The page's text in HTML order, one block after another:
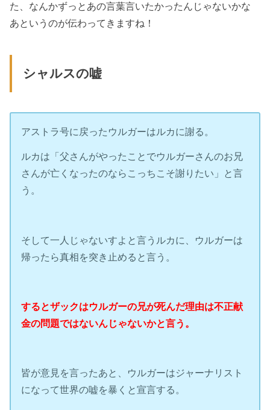
た、なんかずっとあの言葉言いたかったんじゃないかな
あというのが伝わってきますね！
シャルスの嘘
アストラ号に戻ったウルガーはルカに謝る。
ルカは「父さんがやったことでウルガーさんのお兄
さんが亡くなったのならこっちこそ謝りたい」と言
う。
そして一人じゃないすよと言うルカに、ウルガーは
帰ったら真相を突き止めると言う。
するとザックはウルガーの兄が死んだ理由は不正献
金の問題ではないんじゃないかと言う 。
皆が意見を言ったあと、ウルガーはジャーナリスト
になって世界の嘘を暴くと宣言する。